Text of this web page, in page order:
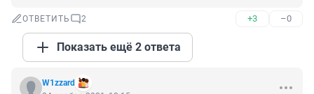
ОТВЕТИТЬ 2 +3 –0
Показать ещё 2 ответа
W1zzard